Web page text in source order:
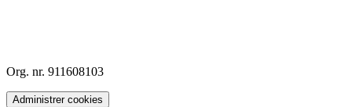
Org. nr. 911608103
Administrer cookies